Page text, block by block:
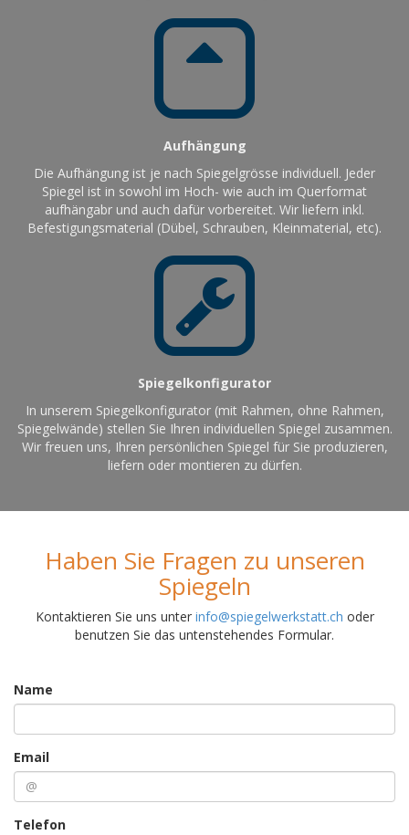
Aufhängung
Die Aufhängung ist je nach Spiegelgrösse individuell. Jeder
Spiegel ist in sowohl im Hoch- wie auch im Querformat
aufhängabr und auch dafür vorbereitet. Wir liefern inkl.
Befestigungsmaterial (Dübel, Schrauben, Kleinmaterial, etc).
Spiegelkonfigurator
In unserem Spiegelkonfigurator (mit Rahmen, ohne Rahmen,
Spiegelwände) stellen Sie Ihren individuellen Spiegel zusammen.
Wir freuen uns, Ihren persönlichen Spiegel für Sie produzieren,
liefern oder montieren zu dürfen.
Haben Sie Fragen zu unseren
Spiegeln
Kontaktieren Sie uns unter info@spiegelwerkstatt.ch oder
benutzen Sie das untenstehendes Formular.
Name
Email
Telefon